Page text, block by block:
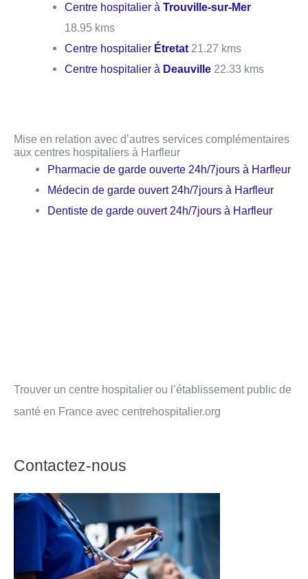
Centre hospitalier àTrouville-sur-Mer
18.95 kms
Centre hospitalier Étretat 21.27 kms
Centre hospitalier à Deauville 22.33 kms
Mise en relation avec d’autres services complémentaires
aux centres hospitaliers à Harfleur
Pharmacie de garde ouverte 24h/7jours à Harfleur
Médecin de garde ouvert 24h/7jours à Harfleur
Dentiste de garde ouvert 24h/7jours à Harfleur
Trouver un centre hospitalier ou l’établissement public de
santé en France avec centrehospitalier.org
Contactez-nous